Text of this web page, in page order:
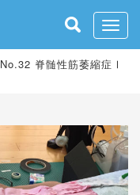
No.32 脊髄性筋萎縮症Ⅰ